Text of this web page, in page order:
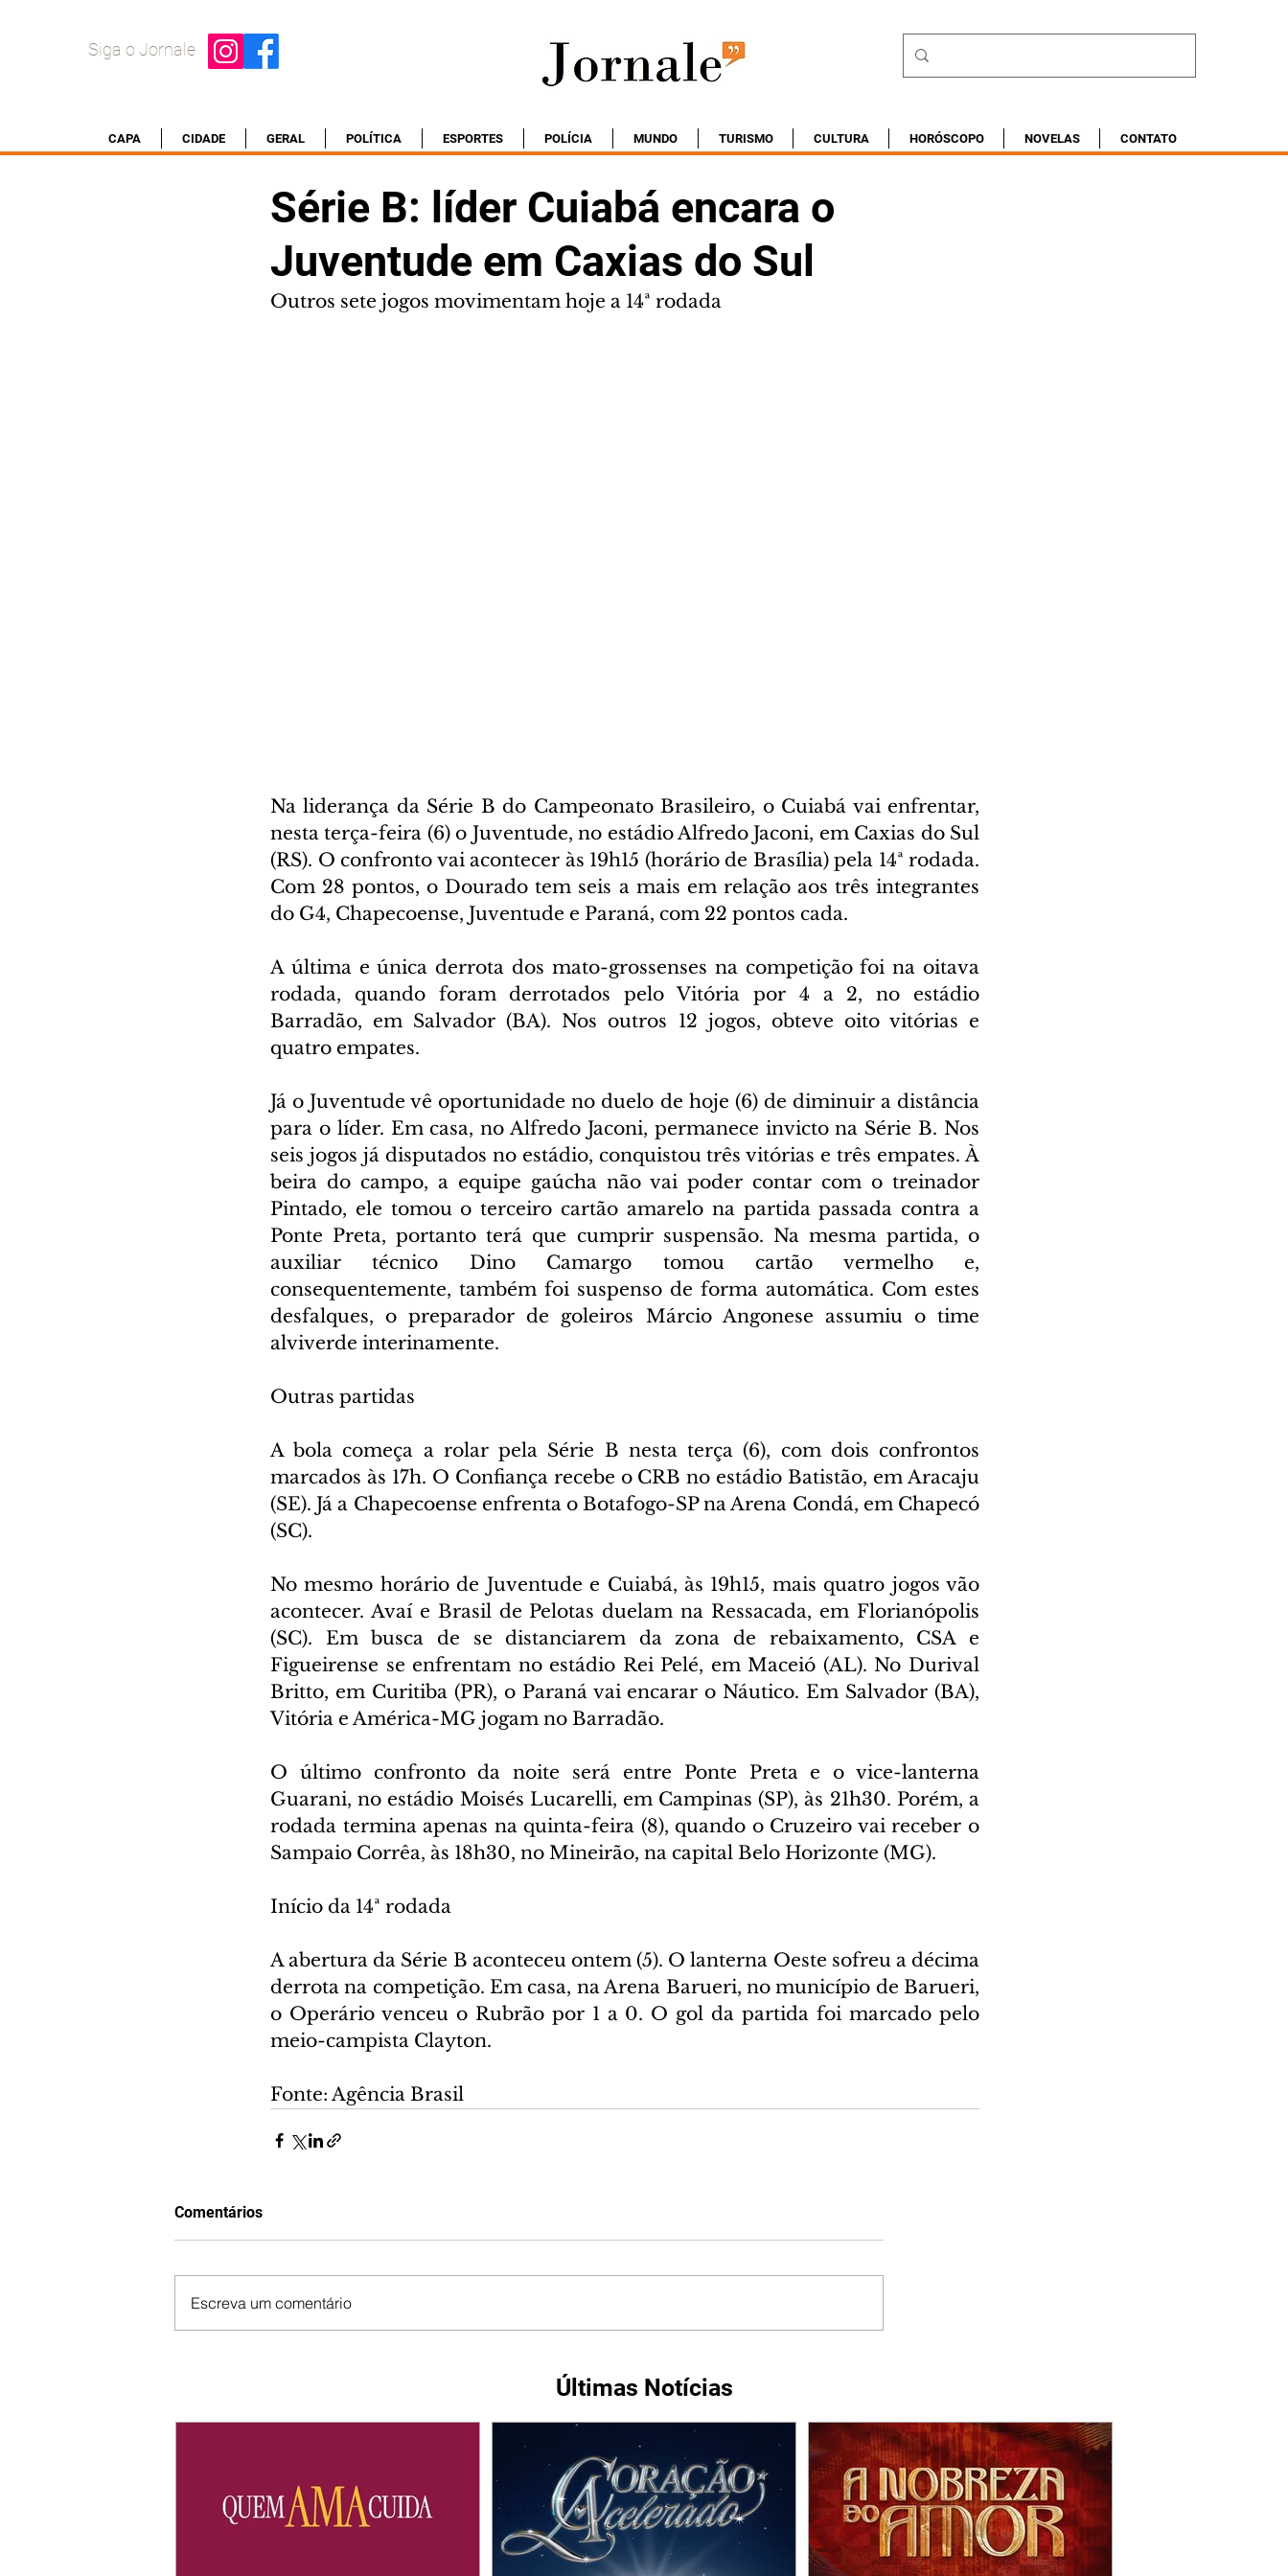
Siga o Jornale
CAPA CIDADE GERAL POLÍTICA ESPORTES POLÍCIA MUNDO TURISMO CULTURA HORÓSCOPO NOVELAS CONTATO
Série B: líder Cuiabá encara o
Juventude em Caxias do Sul
Outros sete jogos movimentam hoje a 14ª rodada
Na liderança da Série B do Campeonato Brasileiro, o Cuiabá vai enfrentar,
nesta terça-feira (6) o Juventude, no estádio Alfredo Jaconi, em Caxias do Sul
(RS). O confronto vai acontecer às 19h15 (horário de Brasília) pela 14ª rodada.
Com 28 pontos, o Dourado tem seis a mais em relação aos três integrantes
do G4, Chapecoense, Juventude e Paraná, com 22 pontos cada.
A última e única derrota dos mato-grossenses na competição foi na oitava
rodada, quando foram derrotados pelo Vitória por 4 a 2, no estádio
Barradão, em Salvador (BA). Nos outros 12 jogos, obteve oito vitórias e
quatro empates.
Já o Juventude vê oportunidade no duelo de hoje (6) de diminuir a distância
para o líder. Em casa, no Alfredo Jaconi, permanece invicto na Série B. Nos
seis jogos já disputados no estádio, conquistou três vitórias e três empates. À
beira do campo, a equipe gaúcha não vai poder contar com o treinador
Pintado, ele tomou o terceiro cartão amarelo na partida passada contra a
Ponte Preta, portanto terá que cumprir suspensão. Na mesma partida, o
auxiliar técnico Dino Camargo tomou cartão vermelho e,
consequentemente, também foi suspenso de forma automática. Com estes
desfalques, o preparador de goleiros Márcio Angonese assumiu o time
alviverde interinamente.
Outras partidas
A bola começa a rolar pela Série B nesta terça (6), com dois confrontos
marcados às 17h. O Confiança recebe o CRB no estádio Batistão, em Aracaju
(SE). Já a Chapecoense enfrenta o Botafogo-SP na Arena Condá, em Chapecó
(SC).
No mesmo horário de Juventude e Cuiabá, às 19h15, mais quatro jogos vão
acontecer. Avaí e Brasil de Pelotas duelam na Ressacada, em Florianópolis
(SC). Em busca de se distanciarem da zona de rebaixamento, CSA e
Figueirense se enfrentam no estádio Rei Pelé, em Maceió (AL). No Durival
Britto, em Curitiba (PR), o Paraná vai encarar o Náutico. Em Salvador (BA),
Vitória e América-MG jogam no Barradão.
O último confronto da noite será entre Ponte Preta e o vice-lanterna
Guarani, no estádio Moisés Lucarelli, em Campinas (SP), às 21h30. Porém, a
rodada termina apenas na quinta-feira (8), quando o Cruzeiro vai receber o
Sampaio Corrêa, às 18h30, no Mineirão, na capital Belo Horizonte (MG).
Início da 14ª rodada
A abertura da Série B aconteceu ontem (5). O lanterna Oeste sofreu a décima
derrota na competição. Em casa, na Arena Barueri, no município de Barueri,
o Operário venceu o Rubrão por 1 a 0. O gol da partida foi marcado pelo
meio-campista Clayton.
Fonte: Agência Brasil
Comentários
Escreva um comentário
Últimas Notícias